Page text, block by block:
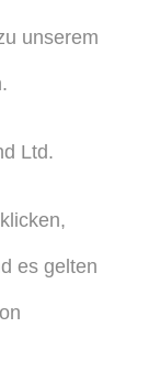
unserem
Ltd.
es gelten